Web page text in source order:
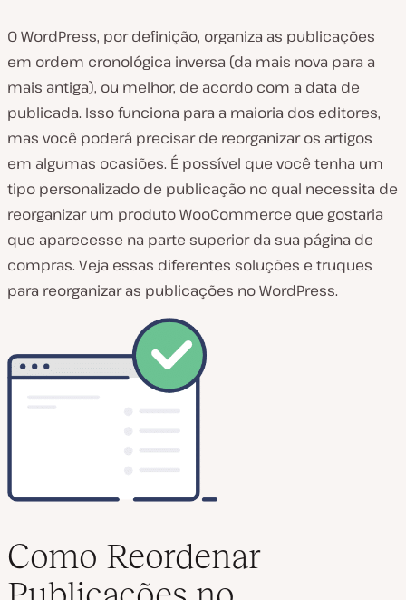
O WordPress, por definição, organiza as publicações
em ordem cronológica inversa (da mais nova para a
mais antiga), ou melhor, de acordo com a data de
publicada. Isso funciona para a maioria dos editores,
mas você poderá precisar de reorganizar os artigos
em algumas ocasiões. É possível que você tenha um
tipo personalizado de publicação no qual necessita de
reorganizar um produto WooCommerce que gostaria
que aparecesse na parte superior da sua página de
compras. Veja essas diferentes soluções e truques
para reorganizar as publicações no WordPress.
Como Reordenar